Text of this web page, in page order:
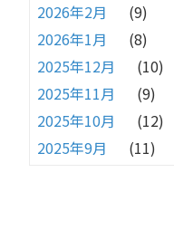
2026年2月
(9)
2026年1月
(8)
2025年12月
(10)
2025年11月
(9)
2025年10月
(12)
2025年9月
(11)